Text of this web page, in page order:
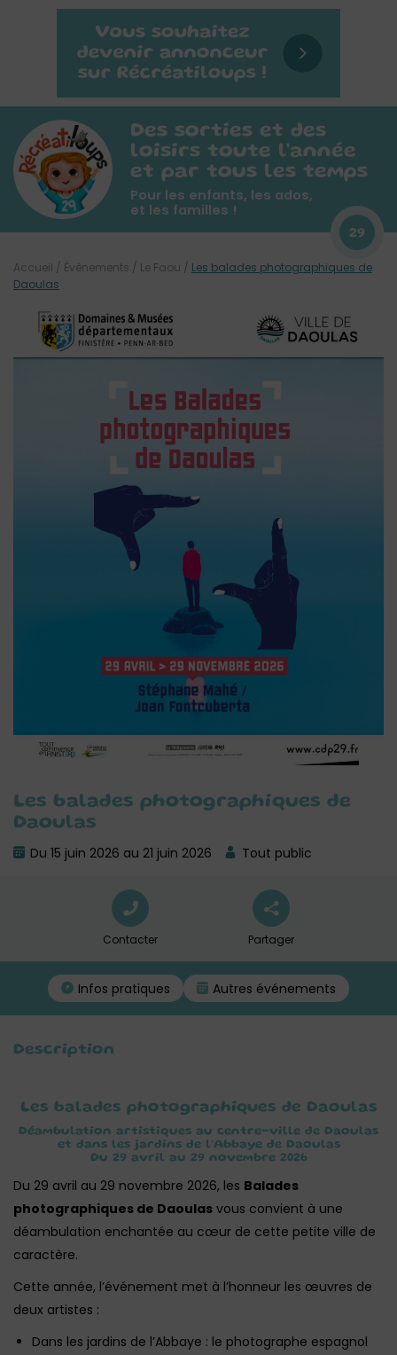
Des sorties et des
loisirs toute l'année
et par tous les temps
Pour les enfants, les ados,
et les familles !
29
Les balades photographiques de
Daoulas
Du 15 juin 2026 au 21 juin 2026 Tout public
Accueil / Évènements / Le Faou / Les balades photographiques de
Daoulas
Contacter Partager
Infos pratiques Autres événements
Description
Les balades photographiques de Daoulas
Déambulation artistiques au centre-ville de Daoulas
et dans les jardins de l’Abbaye de Daoulas
Du 29 avril au 29 novembre 2026
Du 29 avril au 29 novembre 2026, les Balades
photographiques de Daoulas vous convient à une
déambulation enchantée au cœur de cette petite ville de
caractère.
Cette année, l’événement met à l’honneur les œuvres de
deux artistes :
Dans les jardins de l’Abbaye : le photographe espagnol